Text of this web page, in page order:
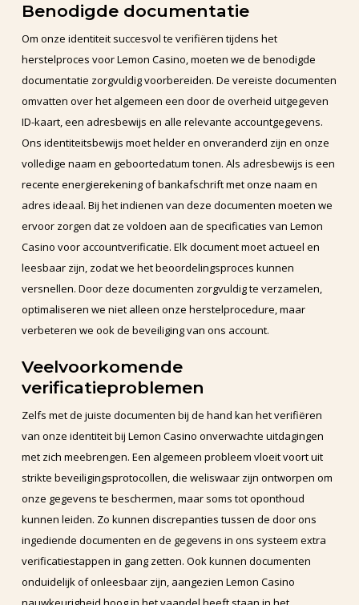
Benodigde documentatie
Om onze identiteit succesvol te verifiëren tijdens het
herstelproces voor Lemon Casino, moeten we de benodigde
documentatie zorgvuldig voorbereiden. De vereiste documenten
omvatten over het algemeen een door de overheid uitgegeven
ID-kaart, een adresbewijs en alle relevante accountgegevens.
Ons identiteitsbewijs moet helder en onveranderd zijn en onze
volledige naam en geboortedatum tonen. Als adresbewijs is een
recente energierekening of bankafschrift met onze naam en
adres ideaal. Bij het indienen van deze documenten moeten we
ervoor zorgen dat ze voldoen aan de specificaties van Lemon
Casino voor accountverificatie. Elk document moet actueel en
leesbaar zijn, zodat we het beoordelingsproces kunnen
versnellen. Door deze documenten zorgvuldig te verzamelen,
optimaliseren we niet alleen onze herstelprocedure, maar
verbeteren we ook de beveiliging van ons account.
Veelvoorkomende
verificatieproblemen
Zelfs met de juiste documenten bij de hand kan het verifiëren
van onze identiteit bij Lemon Casino onverwachte uitdagingen
met zich meebrengen. Een algemeen probleem vloeit voort uit
strikte beveiligingsprotocollen, die weliswaar zijn ontworpen om
onze gegevens te beschermen, maar soms tot oponthoud
kunnen leiden. Zo kunnen discrepanties tussen de door ons
ingediende documenten en de gegevens in ons systeem extra
verificatiestappen in gang zetten. Ook kunnen documenten
onduidelijk of onleesbaar zijn, aangezien Lemon Casino